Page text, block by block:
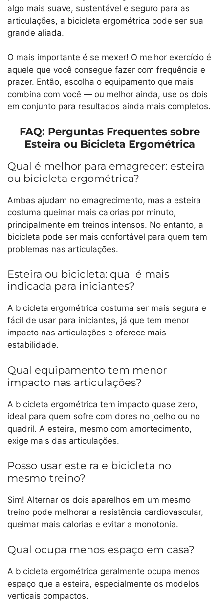
algo mais suave, sustentável e seguro para as
articulações, a bicicleta ergométrica pode ser sua
grande aliada.
O mais importante é se mexer! O melhor exercício é
aquele que você consegue fazer com frequência e
prazer. Então, escolha o equipamento que mais
combina com você — ou melhor ainda, use os dois
em conjunto para resultados ainda mais completos.
FAQ: Perguntas Frequentes sobre
Esteira ou Bicicleta Ergométrica
Qual é melhor para emagrecer: esteira
ou bicicleta ergométrica?
Ambas ajudam no emagrecimento, mas a esteira
costuma queimar mais calorias por minuto,
principalmente em treinos intensos. No entanto, a
bicicleta pode ser mais confortável para quem tem
problemas nas articulações.
Esteira ou bicicleta: qual é mais
indicada para iniciantes?
A bicicleta ergométrica costuma ser mais segura e
fácil de usar para iniciantes, já que tem menor
impacto nas articulações e oferece mais
estabilidade.
Qual equipamento tem menor
impacto nas articulações?
A bicicleta ergométrica tem impacto quase zero,
ideal para quem sofre com dores no joelho ou no
quadril. A esteira, mesmo com amortecimento,
exige mais das articulações.
Posso usar esteira e bicicleta no
mesmo treino?
Sim! Alternar os dois aparelhos em um mesmo
treino pode melhorar a resistência cardiovascular,
queimar mais calorias e evitar a monotonia.
Qual ocupa menos espaço em casa?
A bicicleta ergométrica geralmente ocupa menos
espaço que a esteira, especialmente os modelos
verticais compactos.